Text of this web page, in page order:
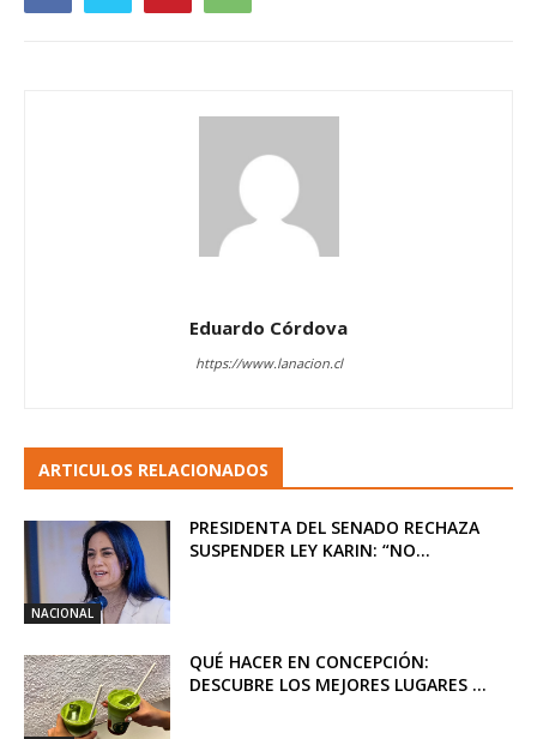
Eduardo Córdova
https://www.lanacion.cl
ARTICULOS RELACIONADOS
NACIONAL
PRESIDENTA DEL SENADO RECHAZA
SUSPENDER LEY KARIN: “NO...
QUÉ HACER EN CONCEPCIÓN:
DESCUBRE LOS MEJORES LUGARES ...